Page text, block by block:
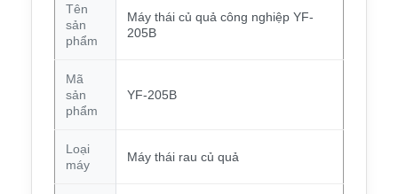
Tên
sản
phẩm
Máy thái củ quả công nghiệp YF-
205B
Mã
sản
phẩm
YF-205B
Loại
máy
Máy thái rau củ quả